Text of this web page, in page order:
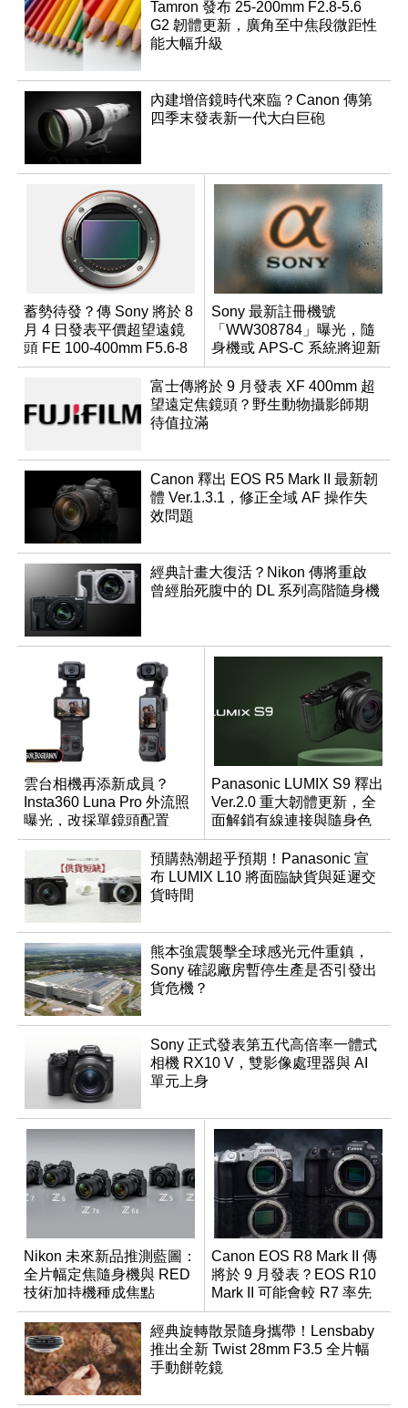
Tamron 發布 25-200mm F2.8-5.6
G2 韌體更新，廣角至中焦段微距性
能大幅升級
內建增倍鏡時代來臨？Canon 傳第
四季末發表新一代大白巨砲
蓄勢待發？傳 Sony 將於 8
月 4 日發表平價超望遠鏡
頭 FE 100-400mm F5.6-8
Sony 最新註冊機號
「WW308784」曝光，隨
身機或 APS-C 系統將迎新
成員？
富士傳將於 9 月發表 XF 400mm 超
望遠定焦鏡頭？野生動物攝影師期
待值拉滿
Canon 釋出 EOS R5 Mark II 最新韌
體 Ver.1.3.1，修正全域 AF 操作失
效問題
經典計畫大復活？Nikon 傳將重啟
曾經胎死腹中的 DL 系列高階隨身機
雲台相機再添新成員？
Insta360 Luna Pro 外流照
曝光，改採單鏡頭配置
Panasonic LUMIX S9 釋出
Ver.2.0 重大韌體更新，全
面解鎖有線連接與隨身色
調編輯
預購熱潮超乎預期！Panasonic 宣
布 LUMIX L10 將面臨缺貨與延遲交
貨時間
熊本強震襲擊全球感光元件重鎮，
Sony 確認廠房暫停生產是否引發出
貨危機？
Sony 正式發表第五代高倍率一體式
相機 RX10 V，雙影像處理器與 AI
單元上身
Nikon 未來新品推測藍圖：
全片幅定焦隨身機與 RED
技術加持機種成焦點
Canon EOS R8 Mark II 傳
將於 9 月發表？EOS R10
Mark II 可能會較 R7 率先
推出
經典旋轉散景隨身攜帶！Lensbaby
推出全新 Twist 28mm F3.5 全片幅
手動餅乾鏡